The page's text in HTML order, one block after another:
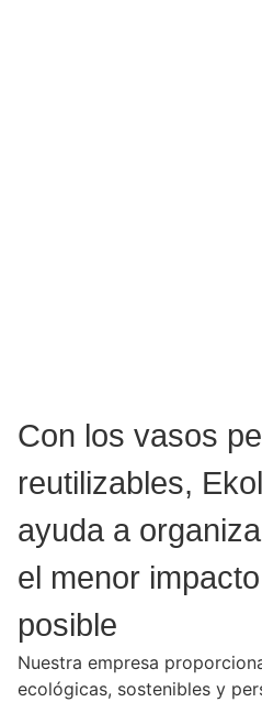
Con los vasos
reutilizables,
ayuda a
el menor
posible
Nuestra empresa
ecológicas, sostenibles y